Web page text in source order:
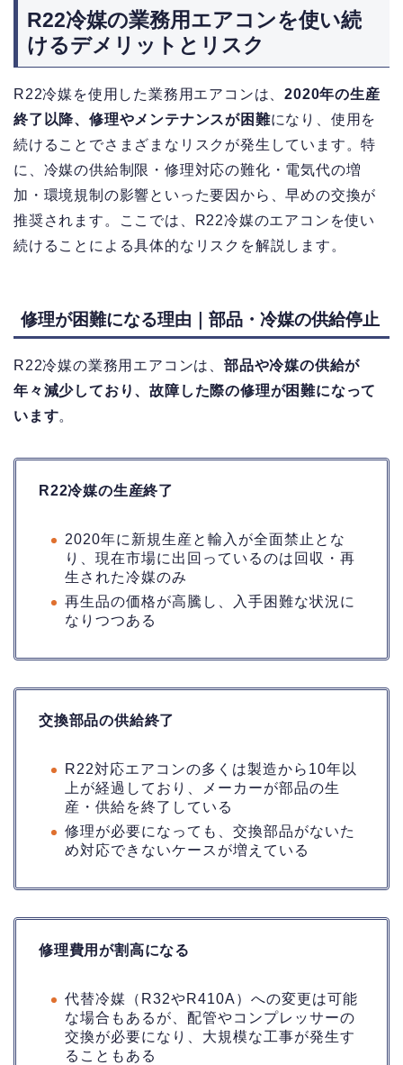
R22冷媒の業務用エアコンを使い続
けるデメリットとリスク
R22冷媒を使用した業務用エアコンは、2020年の生産
終了以降、修理やメンテナンスが困難になり、使用を
続けることでさまざまなリスクが発生しています。特
に、冷媒の供給制限・修理対応の難化・電気代の増
加・環境規制の影響といった要因から、早めの交換が
推奨されます。ここでは、R22冷媒のエアコンを使い
続けることによる具体的なリスクを解説します。
修理が困難になる理由｜部品・冷媒の供給停止
R22冷媒の業務用エアコンは、部品や冷媒の供給が
年々減少しており、故障した際の修理が困難になって
います。
R22冷媒の生産終了
2020年に新規生産と輸入が全面禁止とな
り、現在市場に出回っているのは回収・再
生された冷媒のみ
再生品の価格が高騰し、入手困難な状況に
なりつつある
交換部品の供給終了
R22対応エアコンの多くは製造から10年以
上が経過しており、メーカーが部品の生
産・供給を終了している
修理が必要になっても、交換部品がないた
め対応できないケースが増えている
修理費用が割高になる
代替冷媒（R32やR410A）への変更は可能
な場合もあるが、配管やコンプレッサーの
交換が必要になり、大規模な工事が発生す
ることもある